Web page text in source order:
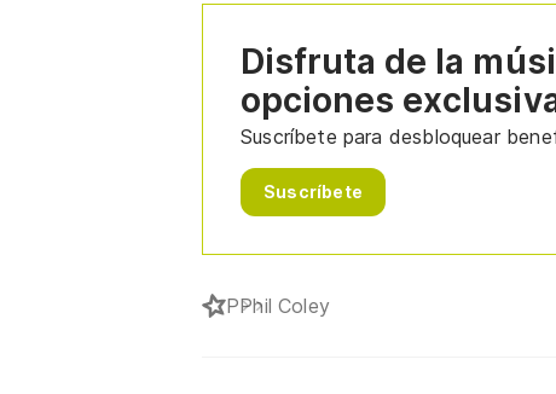
Disfruta de la
opciones
Suscríbete para desbloquear
Suscríbete
PPhil Coley